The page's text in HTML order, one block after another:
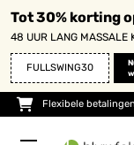
Tot 30% korting
48 UUR LANG MASSALE
FULLSWING30
Flexibele betalingen